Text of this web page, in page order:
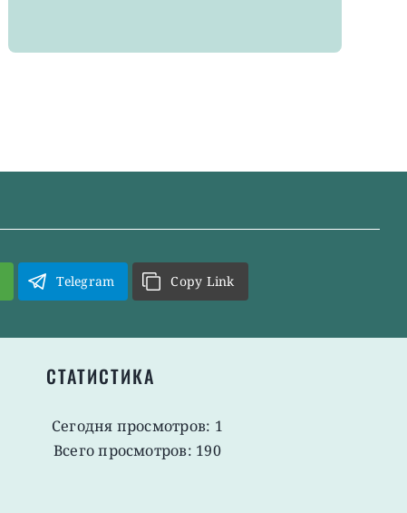
Telegram Copy Link
СТАТИСТИКА
Сегодня просмотров: 1
Всего просмотров: 190